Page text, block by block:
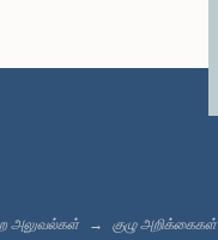
அலுவல்கள் குழு அறிக்கைகள்